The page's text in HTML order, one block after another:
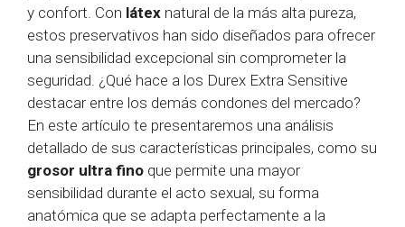
y confort. Con látex natural de la más alta pureza,
estos preservativos han sido diseñados para ofrecer
una sensibilidad excepcional sin comprometer la
seguridad. ¿Qué hace a los Durex Extra Sensitive
destacar entre los demás condones del mercado?
En este artículo te presentaremos una análisis
detallado de sus características principales, como su
grosor ultra fino que permite una mayor
sensibilidad durante el acto sexual, su forma
anatómica que se adapta perfectamente a la